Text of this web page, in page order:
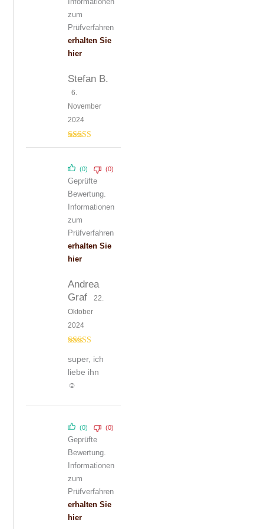
Bewertet mit
Stefan B.
6.
November
2024
zum
Prüfverfahren
erhalten Sie
hier
5von 5
Andrea
Graf
22.
Oktober
2024
super, ich
liebe ihn
☺
(0) (0)
Geprüfte
Bewertung.
Informationen
zum
Prüfverfahren
erhalten Sie
hier
(0) (0)
Geprüfte
Bewertung.
Informationen
zum
Prüfverfahren
erhalten Sie
hier